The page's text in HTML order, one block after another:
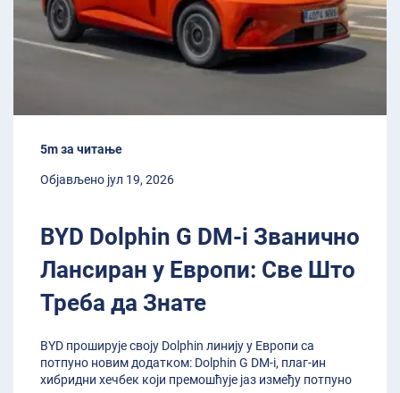
5m за читање
Објављено јул 19, 2026
BYD Dolphin G DM-i Званично
Лансиран у Европи: Све Што
Треба да Знате
BYD проширује своју Dolphin линију у Европи са
потпуно новим додатком: Dolphin G DM-i, плаг-ин
хибридни хечбек који премошћује јаз између потпуно